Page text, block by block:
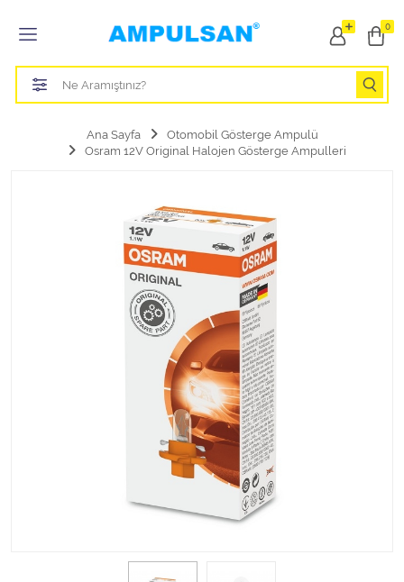
0
Tüm Kategoriler
Led Aydınlatma Ampulü
Otomobil Halojen Far Ampulü
Otomobil Led Far Ampulü
Otomobil Halojen Park Ampulü
Otomobil Led Park Ampulü
Otomobil Gösterge Ampulü
Halojen Off Road Rally Ampulü
Motosiklet Halojen Far Ampulü
Kamyon Halojen Far Ampulü
Ana Sayfa
Otomobil Gösterge Ampulü
Osram 12V Original Halojen Gösterge Ampulleri